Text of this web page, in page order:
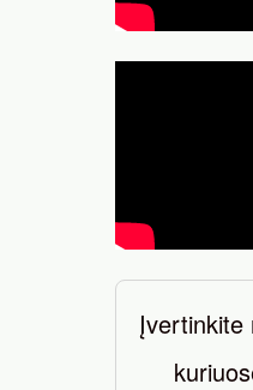
Įvertinkite